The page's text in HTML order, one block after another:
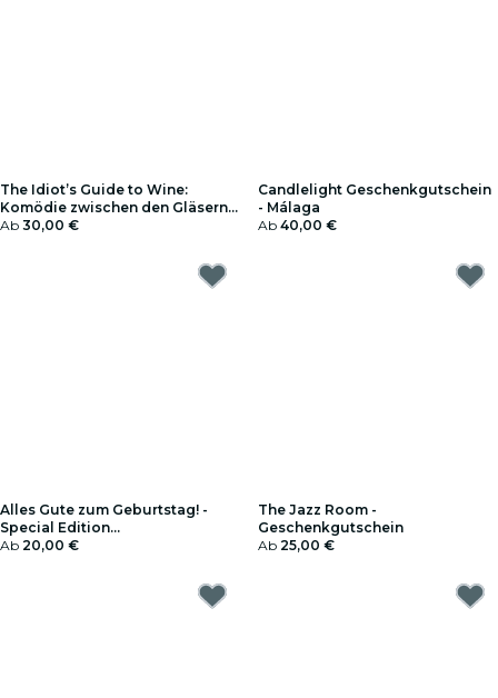
The Idiot’s Guide to Wine:
Komödie zwischen den Gläsern -
Geschenkgutschein
Ab 30,00 €
Candlelight Geschenkgutschein
- Málaga
Ab 40,00 €
Alles Gute zum Geburtstag! -
Special Edition
Geschenkgutschein
Ab 20,00 €
The Jazz Room -
Geschenkgutschein
Ab 25,00 €